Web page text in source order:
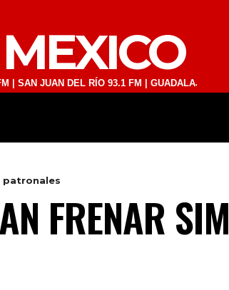
DEL RÍO 93.1 FM | GUADALAJARA 1510
patronales
FRENAR